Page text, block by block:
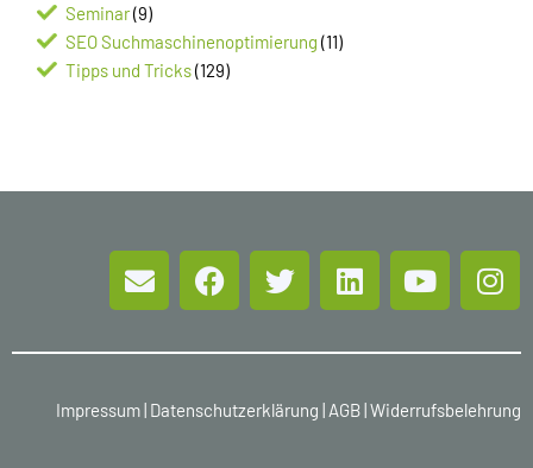
Seminar(9)
SEO Suchmaschinenoptimierung (11)
Tipps und Tricks(129)
Impressum| Datenschutzerklärung | AGB|Widerrufsbelehrung